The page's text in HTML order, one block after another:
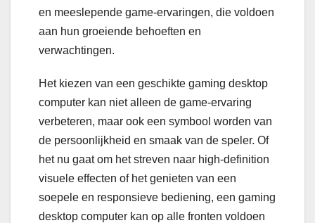
en meeslepende game-ervaringen, die voldoen
aan hun groeiende behoeften en
verwachtingen.
Het kiezen van een geschikte gaming desktop
computer kan niet alleen de game-ervaring
verbeteren, maar ook een symbool worden van
de persoonlijkheid en smaak van de speler. Of
het nu gaat om het streven naar high-definition
visuele effecten of het genieten van een
soepele en responsieve bediening, een gaming
desktop computer kan op alle fronten voldoen